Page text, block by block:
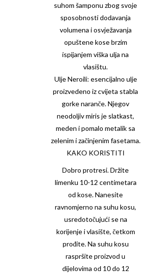
suhom šamponu zbog svoje
sposobnosti dodavanja
volumena i osvježavanja
opuštene kose brzim
ispijanjem viška ulja na
vlasištu.
Ulje Neroili: esencijalno ulje
proizvedeno iz cvijeta stabla
gorke naranče. Njegov
neodoljiv miris je slatkast,
meden i pomalo metalik sa
zelenim i začinjenim fasetama.
KAKO KORISTITI
Dobro protresi. Držite
limenku 10-12 centimetara
od kose. Nanesite
ravnomjerno na suhu kosu,
usredotočujući se na
korijenje i vlasište, četkom
prođite. Na suhu kosu
raspršite proizvod u
dijelovima od 10 do 12